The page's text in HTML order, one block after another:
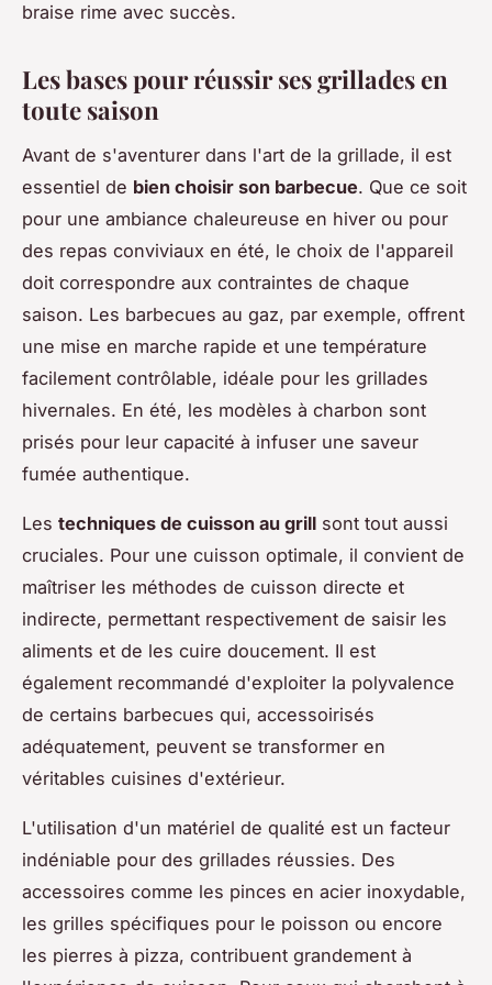
braise rime avec succès.
Les bases pour réussir ses grillades en
toute saison
Avant de s'aventurer dans l'art de la grillade, il est
essentiel de bien choisir son barbecue. Que ce soit
pour une ambiance chaleureuse en hiver ou pour
des repas conviviaux en été, le choix de l'appareil
doit correspondre aux contraintes de chaque
saison. Les barbecues au gaz, par exemple, offrent
une mise en marche rapide et une température
facilement contrôlable, idéale pour les grillades
hivernales. En été, les modèles à charbon sont
prisés pour leur capacité à infuser une saveur
fumée authentique.
Les techniques de cuisson au grill sont tout aussi
cruciales. Pour une cuisson optimale, il convient de
maîtriser les méthodes de cuisson directe et
indirecte, permettant respectivement de saisir les
aliments et de les cuire doucement. Il est
également recommandé d'exploiter la polyvalence
de certains barbecues qui, accessoirisés
adéquatement, peuvent se transformer en
véritables cuisines d'extérieur.
L'utilisation d'un matériel de qualité est un facteur
indéniable pour des grillades réussies. Des
accessoires comme les pinces en acier inoxydable,
les grilles spécifiques pour le poisson ou encore
les pierres à pizza, contribuent grandement à